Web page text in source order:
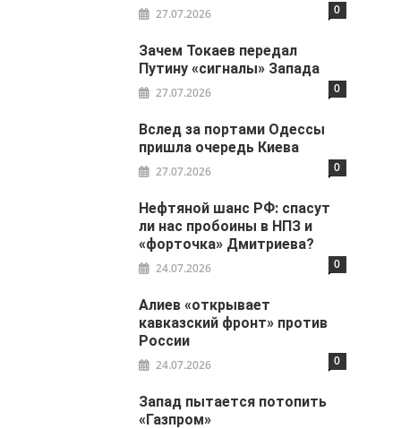
27.07.2026 0
Зачем Токаев передал
Путину «сигналы» Запада
27.07.2026 0
Вслед за портами Одессы
пришла очередь Киева
27.07.2026 0
Нефтяной шанс РФ: спасут
ли нас пробоины в НПЗ и
«форточка» Дмитриева?
24.07.2026 0
Алиев «открывает
кавказский фронт» против
России
24.07.2026 0
Запад пытается потопить
«Газпром»